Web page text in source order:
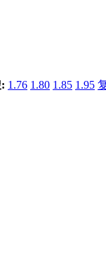
1.76 1.80 1.85 1.95